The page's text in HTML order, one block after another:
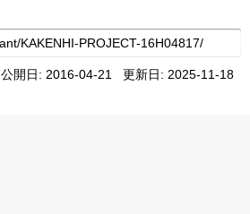
公開日: 2016-04-21 更新日: 2025-11-18